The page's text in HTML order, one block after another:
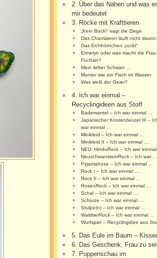
2. Über das Nähen und was
mir bedeutet
3. Röcke mit Krafttieren
„Kein Bock!“ sagt die Ziege
Das Chamäleon läuft nicht davon
Das Eichhörnchen „rockt“
Ermelyn oder was macht die Frau
Füchsin?
Mein lieber Schwan …
Munter wie ein Fisch im Wasser
Was weiß der Geier?
4. Ich war einmal –
Recyclingideen aus Stoff
Bademantel – Ich war einmal …
Japanischer Knotenbeutel III –
war einmal …
Minikleid – Ich war einmal …
Minikleid II – Ich war einmal ….
NEU: HinduRock – Ich war einmal
NeuschwansteinRock – Ich war …
Pyjamahose – Ich war einmal …
Rock I – Ich war einmal …
Rock II – Ich war einmal …
RosenRock – Ich war einmal …
Schal – Ich war einmal ….
Schürze – Ich war einmal …
Stulpe(n) – Ich war einmal …
WaldtierRock – Ich war einmal …
Wurfspiel – Recyclingidee aus
5. Das Eule im Baum –
6. Das Geschenk, Frau zu
7. Puppenschau im